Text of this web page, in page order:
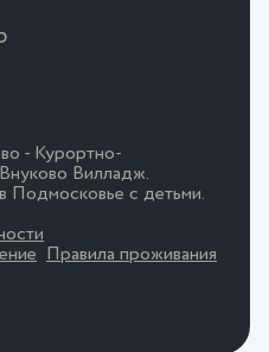
- Курортно-
Вилладж.
Подмосковье с детьми.
Правила проживания